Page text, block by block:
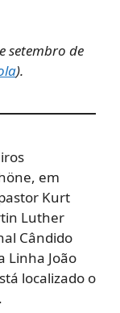
setembro de
).
em
Kurt
Luther
Cândido
Linha João
localizado o